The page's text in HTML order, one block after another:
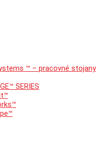
™ – pracovné stojany
SERIES